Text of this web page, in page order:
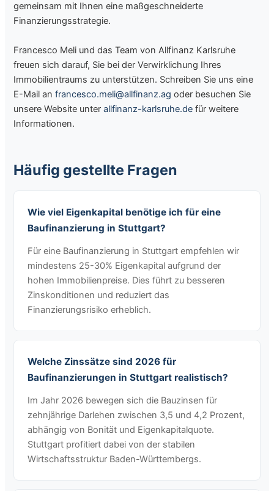
gemeinsam mit Ihnen eine maßgeschneiderte
Finanzierungsstrategie.
Francesco Meli und das Team von Allfinanz Karlsruhe
freuen sich darauf, Sie bei der Verwirklichung Ihres
Immobilientraums zu unterstützen. Schreiben Sie uns eine
E-Mail anfrancesco.meli@allfinanz.ag oder besuchen Sie
unsere Website unterallfinanz-karlsruhe.de für weitere
Informationen.
Häufig gestellte Fragen
Wie viel Eigenkapital benötige ich für eine
Baufinanzierung in Stuttgart?
Für eine Baufinanzierung in Stuttgart empfehlen wir
mindestens 25-30% Eigenkapital aufgrund der
hohen Immobilienpreise. Dies führt zu besseren
Zinskonditionen und reduziert das
Finanzierungsrisiko erheblich.
Welche Zinssätze sind 2026 für
Baufinanzierungen in Stuttgart realistisch?
Im Jahr 2026 bewegen sich die Bauzinsen für
zehnjährige Darlehen zwischen 3,5 und 4,2 Prozent,
abhängig von Bonität und Eigenkapitalquote.
Stuttgart profitiert dabei von der stabilen
Wirtschaftsstruktur Baden-Württembergs.